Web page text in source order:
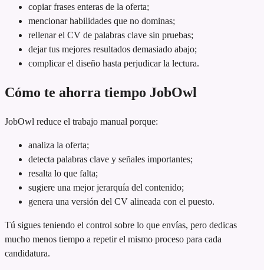
copiar frases enteras de la oferta;
mencionar habilidades que no dominas;
rellenar el CV de palabras clave sin pruebas;
dejar tus mejores resultados demasiado abajo;
complicar el diseño hasta perjudicar la lectura.
Cómo te ahorra tiempo JobOwl
JobOwl reduce el trabajo manual porque:
analiza la oferta;
detecta palabras clave y señales importantes;
resalta lo que falta;
sugiere una mejor jerarquía del contenido;
genera una versión del CV alineada con el puesto.
Tú sigues teniendo el control sobre lo que envías, pero dedicas
mucho menos tiempo a repetir el mismo proceso para cada
candidatura.